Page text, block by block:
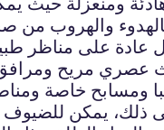
والهروب من
عادة على مناظر
عصري مريح
ومسابح خاصة
ذلك، يمكن للضيوف